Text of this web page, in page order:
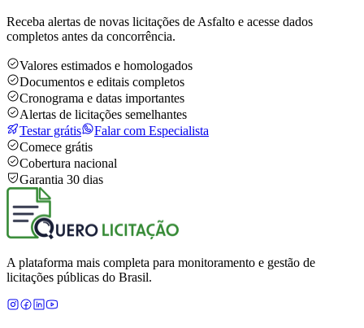
Receba alertas de novas licitações de Asfalto e acesse dados
completos antes da concorrência.
Valores estimados e homologados
Documentos e editais completos
Cronograma e datas importantes
Alertas de licitações semelhantes
Testar grátis
Falar com Especialista
Comece grátis
Cobertura nacional
Garantia 30 dias
A plataforma mais completa para monitoramento e gestão de
licitações públicas do Brasil.